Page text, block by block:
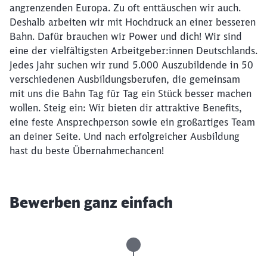
angrenzenden Europa. Zu oft enttäuschen wir auch.
Deshalb arbeiten wir mit Hochdruck an einer besseren
Bahn. Dafür brauchen wir Power und dich! Wir sind
eine der vielfältigsten Arbeitgeber:innen Deutschlands.
Jedes Jahr suchen wir rund 5.000 Auszubildende in 50
verschiedenen Ausbildungsberufen, die gemeinsam
mit uns die Bahn Tag für Tag ein Stück besser machen
wollen. Steig ein: Wir bieten dir attraktive Benefits,
eine feste Ansprechperson sowie ein großartiges Team
an deiner Seite. Und nach erfolgreicher Ausbildung
hast du beste Übernahmechancen!
Bewerben ganz einfach